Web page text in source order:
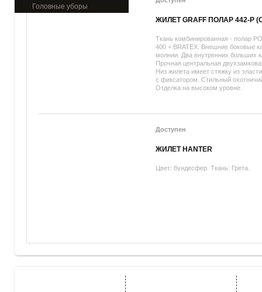
Головные уборы
ЖИЛЕТ GRAFF ПОЛАР 442-Р
Ткань комбинированная - полар
400 + BRATEX. Внешние боковые
молнии. Два внутренних больших
Прочная центральная
Низ жилета имеет стяжку из
с фиксатором. Стильный
Отделка на высоком уровне.
Доступен
ЖИЛЕТ HANTER
Цвет: бундесфер. Ткань: Грета.